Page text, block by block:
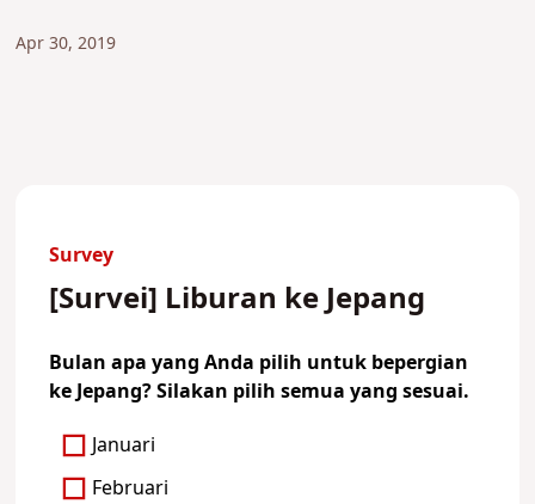
Apr 30, 2019
Survey
[Survei] Liburan ke Jepang
Bulan apa yang Anda pilih untuk bepergian
ke Jepang? Silakan pilih semua yang sesuai.
Januari
Februari